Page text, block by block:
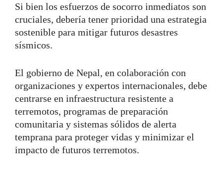
Si bien los esfuerzos de socorro inmediatos son
cruciales, debería tener prioridad una estrategia
sostenible para mitigar futuros desastres
sísmicos.
El gobierno de Nepal, en colaboración con
organizaciones y expertos internacionales, debe
centrarse en infraestructura resistente a
terremotos, programas de preparación
comunitaria y sistemas sólidos de alerta
temprana para proteger vidas y minimizar el
impacto de futuros terremotos.